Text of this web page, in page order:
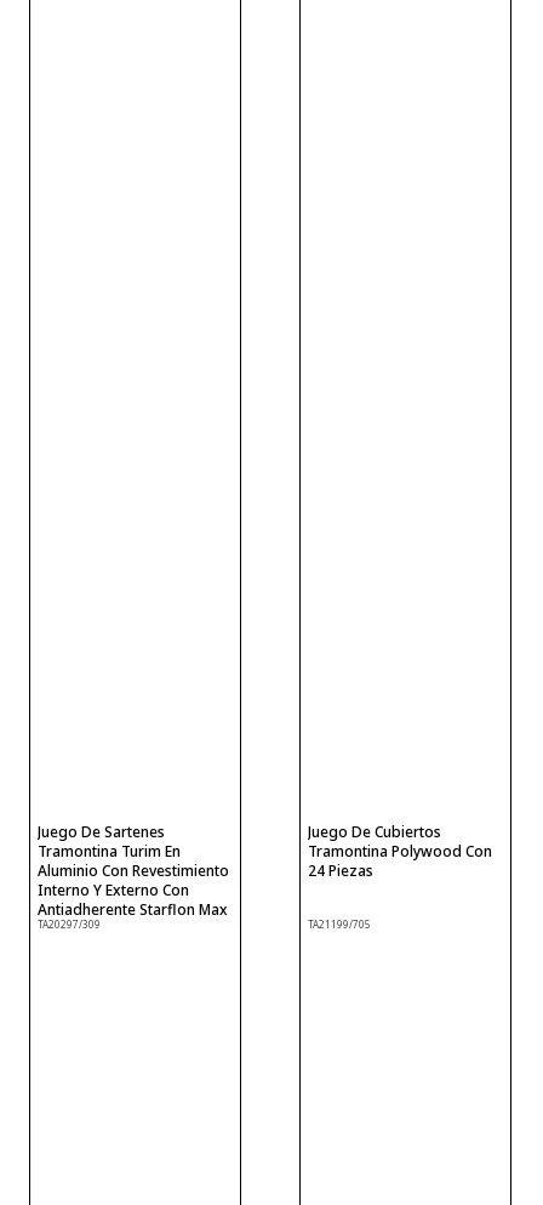
Juego De Sartenes
Tramontina Turim En
Aluminio Con Revestimiento
Interno Y Externo Con
Antiadherente Starflon Max
Mocaccino 3 Piezas
TA20297/309
Juego De Cubiertos
Tramontina Polywood Con
24 Piezas
TA21199/705